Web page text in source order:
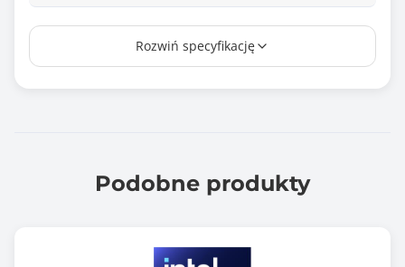
Pamięć Cache
Liczba rdzeni procesora
Rozwiń specyfikację
Podobne produkty